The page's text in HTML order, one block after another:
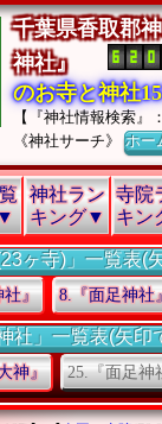
千葉県香取郡
神社』
のお寺と神社
【『神社情報検索』
《神社サーチ》ホー
神社ラン
キング▼
寺院
キン
ヶ寺)」一覧表(
社』 8.『面足神社
社」一覧表(矢印
神』 25.『面足神